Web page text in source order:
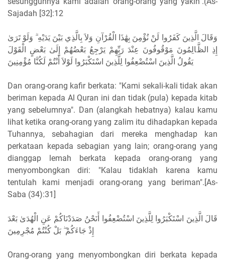
Sajadah [32]:12
ﻭَﻗَﺎﻝَ ﺍﻟَّﺬِﻳﻦَ ﻛَﻔَﺮُﻭﺍ ﻟَﻦْ ﻧُﺆْﻣِﻦَ ﺑِﻬَٰﺬَﺍ ﺍﻟْﻘُﺮْﺁﻥِ ﻭَﻻَ ﺑِﺎﻟَّﺬِﻱ ﺑَﻴْﻦَ ﻳَﺪَﻳْﻪِ ۗ ﻭَﻟَﻮْ ﺗَﺮَﻯٰ
ﺇِﺫِ ﺍﻟﻆَّﺎﻟِﻤُﻮﻥَ ﻣَﻮْﻗُﻮﻓُﻮﻥَ ﻋِﻨْﺪَ ﺭَﺑِّﻬِﻢْ ﻳَﺮْﺟِﻊُ ﺑَﻌْﻀُﻬُﻢْ ﺇِﻟَﻰٰ ﺑَﻌْﺾٍ ﺍﻟْﻘَﻮْﻝَ
ﻳَﻘُﻮﻝُ ﺍﻟَّﺬِﻳﻦَ ﺍﺳْﺘُﻀْﻌِﻔُﻮﺍ ﻟِﻠَّﺬِﻳﻦَ ﺍﺳْﺘَﻜْﺒَﺮُﻭﺍ ﻟَﻮْﻻَ ﺃَﻧْﺘُﻢْ ﻟَﻜُﻨَّﺎ ﻣُﺆْﻣِﻨِﻴﻦَ
Dan orang-orang kafir berkata: "Kami sekali-kali tidak akan
beriman kepada Al Quran ini dan tidak (pula) kepada kitab
yang sebelumnya". Dan (alangkah hebatnya) kalau kamu
lihat ketika orang-orang yang zalim itu dihadapkan kepada
Tuhannya, sebahagian dari mereka menghadap kan
perkataan kepada sebagian yang lain; orang-orang yang
dianggap lemah berkata kepada orang-orang yang
menyombongkan diri: "Kalau tidaklah karena kamu
tentulah kami menjadi orang-orang yang beriman".[As-
Saba (34):31]
ﻗَﺎﻝَ ﺍﻟَّﺬِﻳﻦَ ﺍﺳْﺘَﻜْﺒَﺮُﻭﺍ ﻟِﻠَّﺬِﻳﻦَ ﺍﺳْﺘُﻀْﻌِﻔُﻮﺍ ﺃَﻧَﺤْﻦُ ﺻَﺪَﺩْﻧَﺎﻛُﻢْ ﻋَﻦِ ﺍﻟْﻬُﺪَﻯٰ ﺑَﻌْﺪَ
ﺇِﺫْ ﺟَﺎءَﻛُﻢْ ۖ ﺑَﻞْ ﻛُﻨْﺘُﻢْ ﻣُﺠْﺮِﻣِﻴﻦَ
Orang-orang yang menyombongkan diri berkata kepada